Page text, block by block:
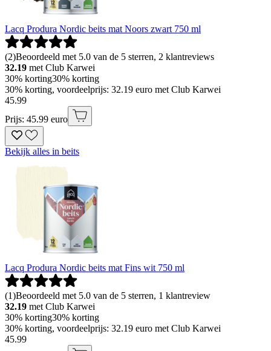
Lacq Produra Nordic beits mat Noors zwart 750 ml
(2)Beoordeeld met 5.0 van de 5 sterren, 2 klantreviews
32.19 met Club Karwei
30% korting30% korting
30% korting, voordeelprijs: 32.19 euro met Club Karwei
45.99
Prijs: 45.99 euro
Bekijk alles in beits
Lacq Produra Nordic beits mat Fins wit 750 ml
(1)Beoordeeld met 5.0 van de 5 sterren, 1 klantreview
32.19 met Club Karwei
30% korting30% korting
30% korting, voordeelprijs: 32.19 euro met Club Karwei
45.99